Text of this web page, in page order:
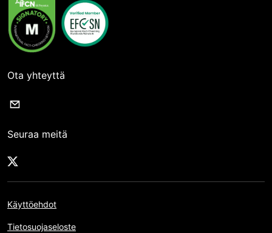
Ota yhteyttä
Seuraa meitä
Käyttöehdot
Tietosuojaseloste